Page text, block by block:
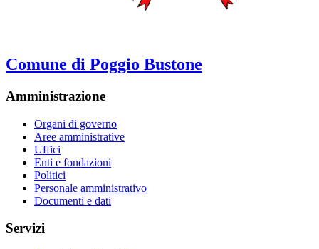
Comune di Poggio Bustone
Amministrazione
Organi di governo
Aree amministrative
Uffici
Enti e fondazioni
Politici
Personale amministrativo
Documenti e dati
Servizi